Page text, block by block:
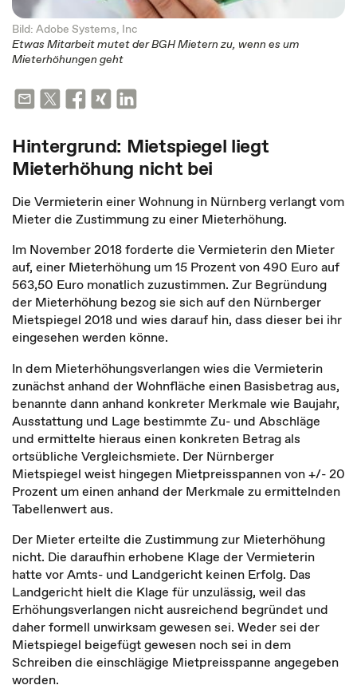
Bild: Adobe Systems, Inc
Etwas Mitarbeit mutet der BGH Mietern zu, wenn es um
Mieterhöhungen geht
Hintergrund: Mietspiegel liegt
Mieterhöhung nicht bei
Die Vermieterin einer Wohnung in Nürnberg verlangt vom
Mieter die Zustimmung zu einer Mieterhöhung.
Im November 2018 forderte die Vermieterin den Mieter
auf, einer Mieterhöhung um 15 Prozent von 490 Euro auf
563,50 Euro monatlich zuzustimmen. Zur Begründung
der Mieterhöhung bezog sie sich auf den Nürnberger
Mietspiegel 2018 und wies darauf hin, dass dieser bei ihr
eingesehen werden könne.
In dem Mieterhöhungsverlangen wies die Vermieterin
zunächst anhand der Wohnfläche einen Basisbetrag aus,
benannte dann anhand konkreter Merkmale wie Baujahr,
Ausstattung und Lage bestimmte Zu- und Abschläge
und ermittelte hieraus einen konkreten Betrag als
ortsübliche Vergleichsmiete. Der Nürnberger
Mietspiegel weist hingegen Mietpreisspannen von +/- 20
Prozent um einen anhand der Merkmale zu ermittelnden
Tabellenwert aus.
Der Mieter erteilte die Zustimmung zur Mieterhöhung
nicht. Die daraufhin erhobene Klage der Vermieterin
hatte vor Amts- und Landgericht keinen Erfolg. Das
Landgericht hielt die Klage für unzulässig, weil das
Erhöhungsverlangen nicht ausreichend begründet und
daher formell unwirksam gewesen sei. Weder sei der
Mietspiegel beigefügt gewesen noch sei in dem
Schreiben die einschlägige Mietpreisspanne angegeben
worden.